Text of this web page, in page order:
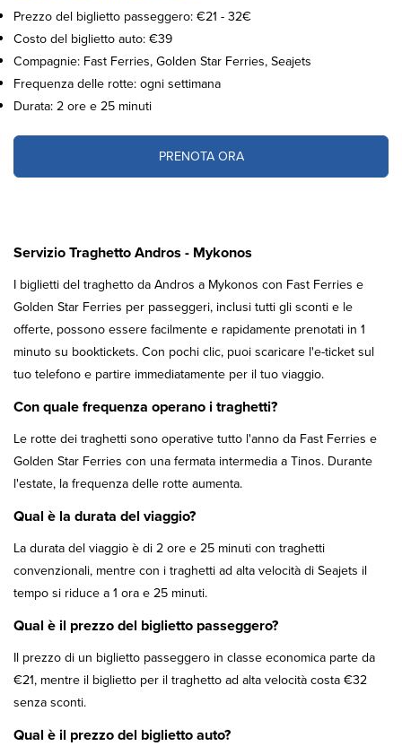
Prezzo del biglietto passeggero: €21 - 32€
Costo del biglietto auto: €39
Compagnie: Fast Ferries, Golden Star Ferries, Seajets
Frequenza delle rotte: ogni settimana
Durata: 2 ore e 25 minuti
PRENOTA ORA
Servizio Traghetto Andros - Mykonos
I biglietti del traghetto da Andros a Mykonos con Fast Ferries e
Golden Star Ferries per passeggeri, inclusi tutti gli sconti e le
offerte, possono essere facilmente e rapidamente prenotati in 1
minuto su booktickets. Con pochi clic, puoi scaricare l'e-ticket sul
tuo telefono e partire immediatamente per il tuo viaggio.
Con quale frequenza operano i traghetti?
Le rotte dei traghetti sono operative tutto l'anno da Fast Ferries e
Golden Star Ferries con una fermata intermedia a Tinos. Durante
l'estate, la frequenza delle rotte aumenta.
Qual è la durata del viaggio?
La durata del viaggio è di 2 ore e 25 minuti con traghetti
convenzionali, mentre con i traghetti ad alta velocità di Seajets il
tempo si riduce a 1 ora e 25 minuti.
Qual è il prezzo del biglietto passeggero?
Il prezzo di un biglietto passeggero in classe economica parte da
€21, mentre il biglietto per il traghetto ad alta velocità costa €32
senza sconti.
Qual è il prezzo del biglietto auto?